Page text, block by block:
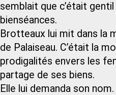
semblait que c’était
bienséances.
Brotteaux lui mit dans la
de Palaiseau. C’était la
prodigalités envers les
partage de ses biens.
Elle lui demanda son nom.